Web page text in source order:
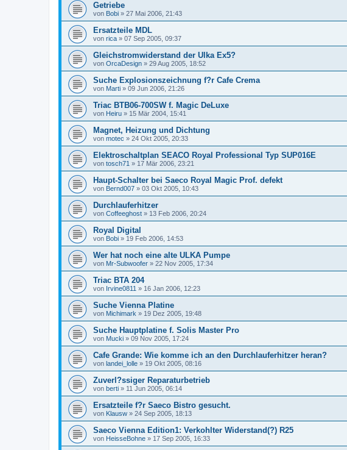
Getriebe
von Bobi » 27 Mai 2006, 21:43
Ersatzteile MDL
von rica » 07 Sep 2005, 09:37
Gleichstromwiderstand der Ulka Ex5?
von OrcaDesign » 29 Aug 2005, 18:52
Suche Explosionszeichnung f?r Cafe Crema
von Marti » 09 Jun 2006, 21:26
Triac BTB06-700SW f. Magic DeLuxe
von Heiru » 15 Mär 2004, 15:41
Magnet, Heizung und Dichtung
von motec » 24 Okt 2005, 20:33
Elektroschaltplan SEACO Royal Professional Typ SUP016E
von tosch71 » 17 Mär 2006, 23:21
Haupt-Schalter bei Saeco Royal Magic Prof. defekt
von Bernd007 » 03 Okt 2005, 10:43
Durchlauferhitzer
von Coffeeghost » 13 Feb 2006, 20:24
Royal Digital
von Bobi » 19 Feb 2006, 14:53
Wer hat noch eine alte ULKA Pumpe
von Mr-Subwoofer » 22 Nov 2005, 17:34
Triac BTA 204
von Irvine0811 » 16 Jan 2006, 12:23
Suche Vienna Platine
von Michimark » 19 Dez 2005, 19:48
Suche Hauptplatine f. Solis Master Pro
von Mucki » 09 Nov 2005, 17:24
Cafe Grande: Wie komme ich an den Durchlauferhitzer heran?
von landei_lolle » 19 Okt 2005, 08:16
Zuverl?ssiger Reparaturbetrieb
von berti » 11 Jun 2005, 06:14
Ersatzteile f?r Saeco Bistro gesucht.
von Klausw » 24 Sep 2005, 18:13
Saeco Vienna Edition1: Verkohlter Widerstand(?) R25
von HeisseBohne » 17 Sep 2005, 16:33